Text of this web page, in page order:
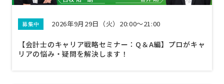
募集中 2026年9月29日（火）20:00～21:00
【会計士のキャリア戦略セミナー：Q＆A編】プロがキャ
リアの悩み・疑問を解決します！